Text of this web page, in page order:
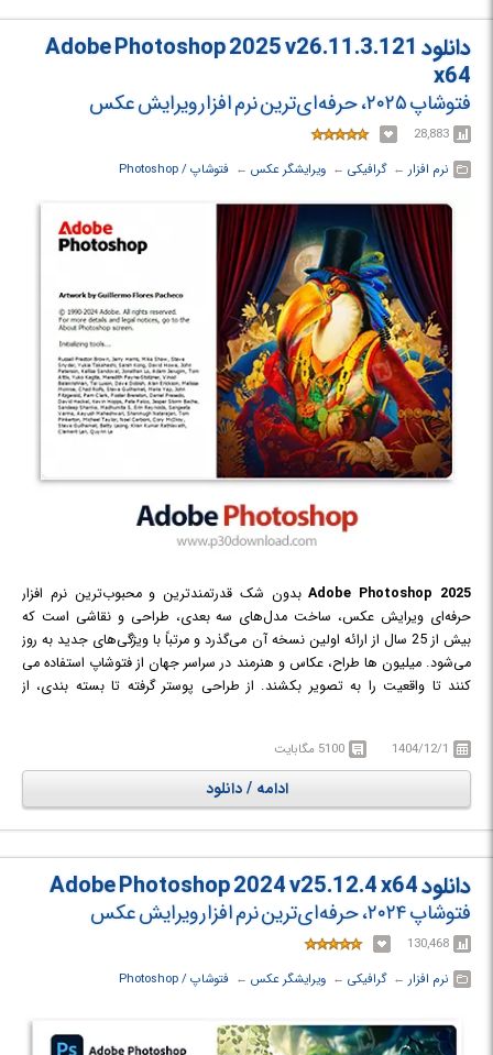
دانلود Adobe Photoshop 2025 v26.11.3.121
x64
فتوشاپ ۲۰۲۵، حرفه‌ای‌ترین نرم افزار ویرایش عکس
28,883
نرم افزار ← ‏گرافیکی ← ‏ ویرایشگر عکس ← ‏ فتوشاپ / Photoshop
Adobe Photoshop 2025
بدون شک قدرتمندترین و محبوب‌ترین نرم افزار
حرفه‌ای ویرایش عکس، ساخت مدل‌های سه بعدی، طراحی و نقاشی است که
بیش از 25 سال از ارائه اولین نسخه آن می‌گذرد و مرتباً با ویژگی‌های جدید به روز
می‌شود. میلیون ها طراح، عکاس و هنرمند در سراسر جهان از فتوشاپ استفاده می
کنند تا واقعیت را به تصویر بکشند. از طراحی پوستر گرفته تا بسته بندی، از
حرکت نگه می دارد. با استفاده از ابزارهای بصری و تنظیمات و ابزارها، حتی
مبتدی ها می توانند گرافیک های شگفت انگیزی را ایجاد کنند.
در این نرم افزار امکاناتی چون بهبود نقاشی سه بعدی، ابزارهای کامل‌تری برای
ویرایش تصویر، ابزارهای انتخاب تصویر بهتر، بزرگنمایی عکس با کمترین افت
جدید دیگر قرار داده شده است.
1404/12/1 5100 مگابایت
ادامه / دانلود
دانلود Adobe Photoshop 2024 v25.12.4 x64
فتوشاپ ۲۰۲۴، حرفه‌ای‌ترین نرم افزار ویرایش عکس
130,468
نرم افزار ← ‏گرافیکی ← ‏ ویرایشگر عکس ← ‏ فتوشاپ / Photoshop